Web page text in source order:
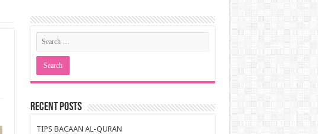
Recent Posts
TIPS BACAAN AL-QURAN